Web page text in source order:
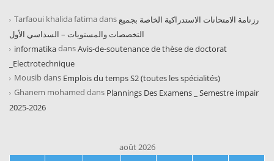
Tarfaoui khalida fatima dansرزنامة الامتحانات الاستدراكية الخاصة بجميع
التخصصات والمستويات – السداسي الأول
informatikadansAvis-de-soutenance de thèse de doctorat
_Electrotechnique
Mousibdans Emplois du temps S2 (toutes les spécialités)
Ghanem mohamed dans Plannings Des Examens _ Semestre impair
2025-2026
août 2026